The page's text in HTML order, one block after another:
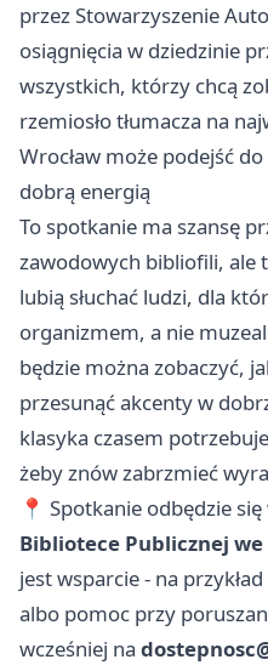
przez Stowarzyszenie
osiągnięcia w dziedzinie
wszystkich, którzy chcą
rzemiosło tłumacza na
Wrocław może podejść
dobrą energią
To spotkanie ma szansę
zawodowych bibliofili, ale
lubią słuchać ludzi, dla
organizmem, a nie
będzie można zobaczyć,
przesunąć akcenty w
klasyka czasem
żeby znów zabrzmieć
📍 Spotkanie odbędzie się
Bibliotece Publicznej we
jest wsparcie - na
albo pomoc przy
wcześniej na